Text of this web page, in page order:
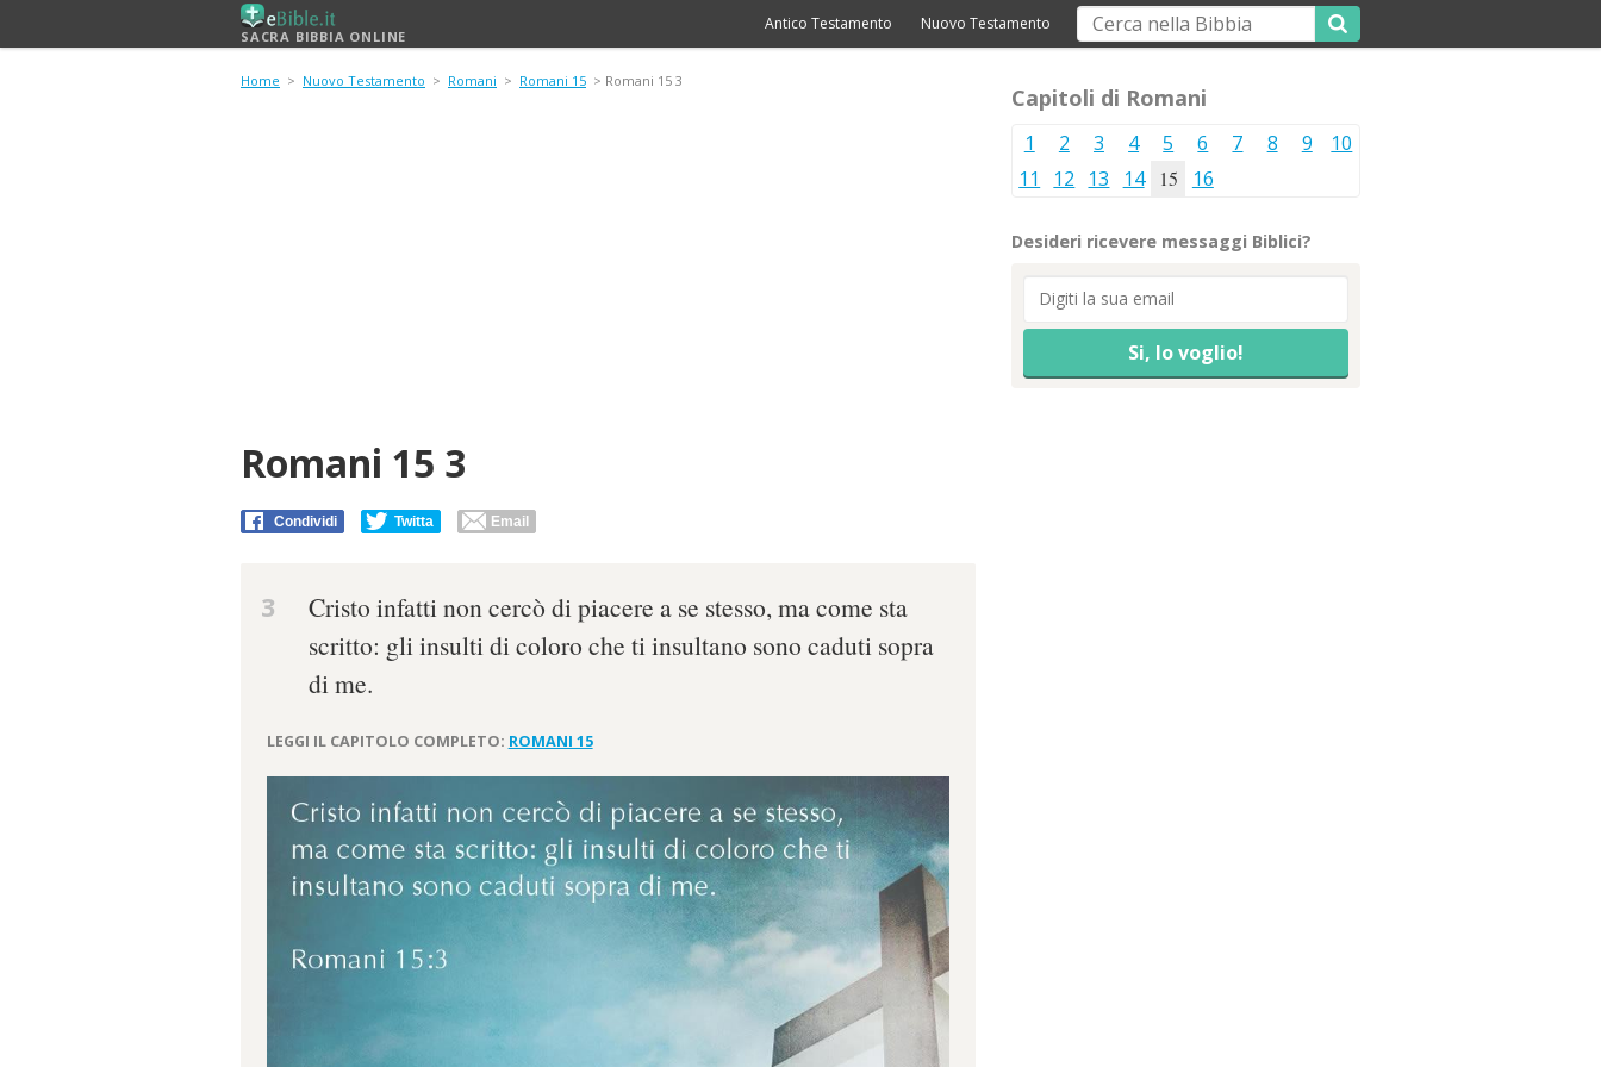
SACRA BIBBIA ONLINE
Antico Testamento Nuovo Testamento
Home > Nuovo Testamento > Romani > Romani 15 > Romani 15 3
Romani 15 3
Condividi Twitta Email
3
Cristo infatti non cercò di piacere a se stesso, ma come sta
scritto: gli insulti di coloro che ti insultano sono caduti sopra
di me.
LEGGI IL CAPITOLO COMPLETO: ROMANI 15
Capitoli di Romani
1 2 3 4 5 6 7 8 9
10
11
12 13 14 15 16
Desideri ricevere messaggi Biblici?